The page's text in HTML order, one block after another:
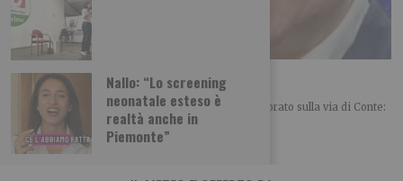
Nallo: “Lo screening
neonatale esteso è
realtà anche in
Piemonte”
Renzi folgorato sulla via di Conte
POLITICA Leggi l’articolo su L’identità: Renzi folgorato sulla via di Conte:
un mix tra sorpresa e